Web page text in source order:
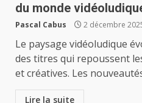
du monde
Pascal Cabus 2 décembre
Le paysage vidéoludique
des titres qui repoussent
et créatives. Les
Lire la suite